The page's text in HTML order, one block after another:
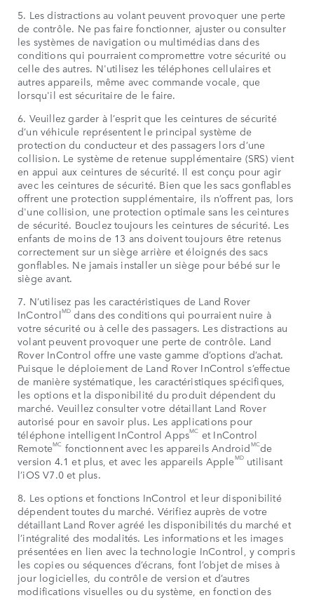
5. Les distractions au volant peuvent provoquer une perte
de contrôle. Ne pas faire fonctionner, ajuster ou consulter
les systèmes de navigation ou multimédias dans des
conditions qui pourraient compromettre votre sécurité ou
celle des autres. N'utilisez les téléphones cellulaires et
autres appareils, même avec commande vocale, que
lorsqu'il est sécuritaire de le faire.
6. Veuillez garder à l’esprit que les ceintures de sécurité
d’un véhicule représentent le principal système de
protection du conducteur et des passagers lors d’une
collision. Le système de retenue supplémentaire (SRS) vient
en appui aux ceintures de sécurité. Il est conçu pour agir
avec les ceintures de sécurité. Bien que les sacs gonflables
offrent une protection supplémentaire, ils n’offrent pas, lors
d'une collision, une protection optimale sans les ceintures
de sécurité. Bouclez toujours les ceintures de sécurité. Les
enfants de moins de 13 ans doivent toujours être retenus
correctement sur un siège arrière et éloignés des sacs
gonflables. Ne jamais installer un siège pour bébé sur le
siège avant.
7. N’utilisez pas les caractéristiques de Land Rover
InControlMD dans des conditions qui pourraient nuire à
votre sécurité ou à celle des passagers. Les distractions au
volant peuvent provoquer une perte de contrôle. Land
Rover InControl offre une vaste gamme d’options d’achat.
Puisque le déploiement de Land Rover InControl s’effectue
de manière systématique, les caractéristiques spécifiques,
les options et la disponibilité du produit dépendent du
marché. Veuillez consulter votre détaillant Land Rover
autorisé pour en savoir plus. Les applications pour
téléphone intelligent InControl AppsMC et InControl
RemoteMC fonctionnent avec les appareils AndroidMCde
version 4.1 et plus, et avec les appareils AppleMD utilisant
l’iOS V7.0 et plus.
8. Les options et fonctions InControl et leur disponibilité
dépendent toutes du marché. Vérifiez auprès de votre
détaillant Land Rover agréé les disponibilités du marché et
l’intégralité des modalités. Les informations et les images
présentées en lien avec la technologie InControl, y compris
les copies ou séquences d’écrans, font l’objet de mises à
jour logicielles, du contrôle de version et d’autres
modifications visuelles ou du système, en fonction des